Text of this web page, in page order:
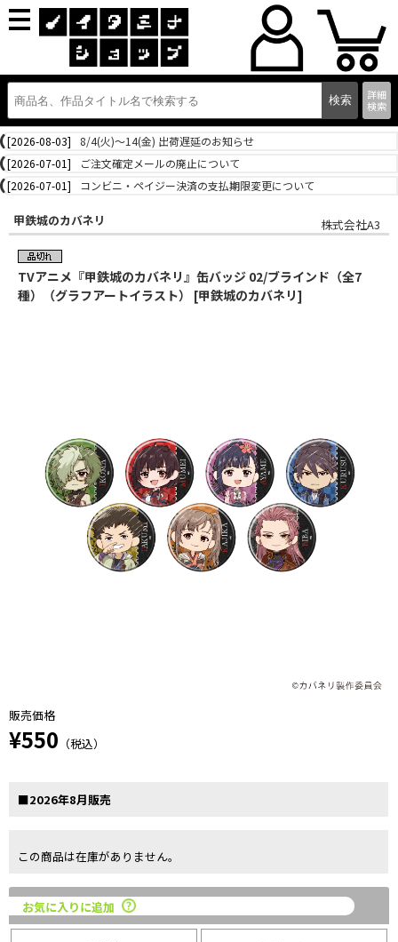
詳細
検索
[2026-08-03]
8/4(火)～14(金) 出荷遅延のお知らせ
[2026-07-01]
ご注文確定メールの廃止について
[2026-07-01]
コンビニ・ペイジー決済の支払期限変更について
甲鉄城のカバネリ 株式会社A3
TVアニメ『甲鉄城のカバネリ』缶バッジ 02/ブラインド（全7
種）（グラフアートイラスト） [甲鉄城のカバネリ]
販売価格
¥550 （税込）
■2026年8月販売
この商品は在庫がありません。
お気に入りに追加